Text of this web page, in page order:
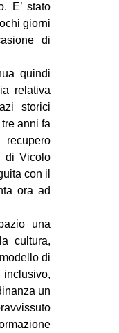
E’ stato
giorni
di
quindi
relativa
storici
anni fa
di Vicolo
con il
ora ad
una
cultura,
di
un